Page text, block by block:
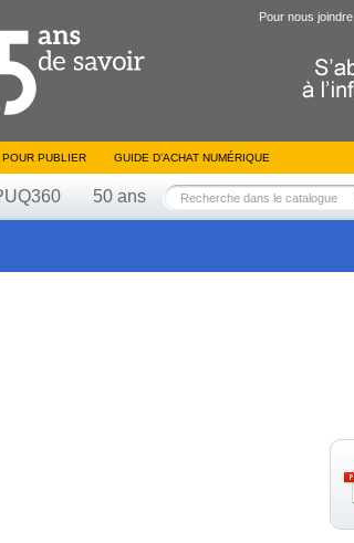
Pour nous joindre
POUR PUBLIER GUIDE D’ACHAT NUMÉRIQUE
50 ans